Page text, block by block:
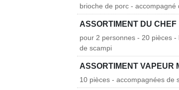
brioche de porc - accompagné
ASSORTIMENT DU CHEF
pour 2 personnes - 20 pièces
de scampi
ASSORTIMENT VAPEUR
10 pièces - accompagnées de